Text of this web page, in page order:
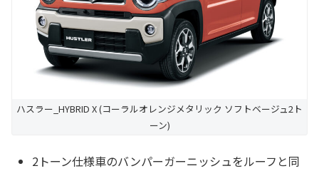
ハスラー_HYBRID X (コーラルオレンジメタリック ソフトベージュ2ト
ーン)
2トーン仕様車のバンパーガーニッシュをルーフと同